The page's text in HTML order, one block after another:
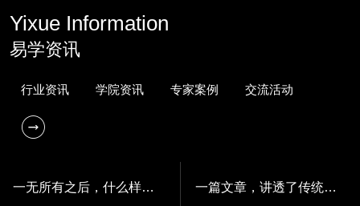
Yixue Information
易学资讯
行业资讯 学院资讯 专家案例 交流活动
一无所有之后，什么样的人才能东山再起 一篇文章，讲透了传统文化的真谛